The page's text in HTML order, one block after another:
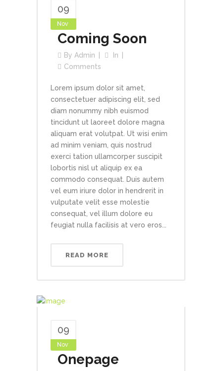
09
Nov
Coming Soon
By Admin
In
Comments
Lorem ipsum dolor sit amet,
consectetuer adipiscing elit, sed
diam nonummy nibh euismod
tincidunt ut laoreet dolore magna
aliquam erat volutpat. Ut wisi enim
ad minim veniam, quis nostrud
exerci tation ullamcorper suscipit
lobortis nisl ut aliquip ex ea
commodo consequat. Duis autem
vel eum iriure dolor in hendrerit in
vulputate velit esse molestie
consequat, vel illum dolore eu
feugiat nulla facilisis at vero eros...
READ MORE
09
Nov
Onepage